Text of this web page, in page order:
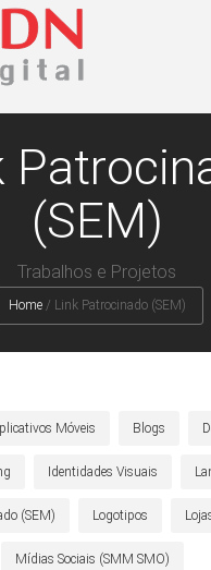
(SEM)
Trabalhos e Projetos
Home / Link Patrocinado (SEM)
Móveis Blogs
Identidades Visuais
(SEM) Logotipos
Mídias Sociais (SMM SMO)